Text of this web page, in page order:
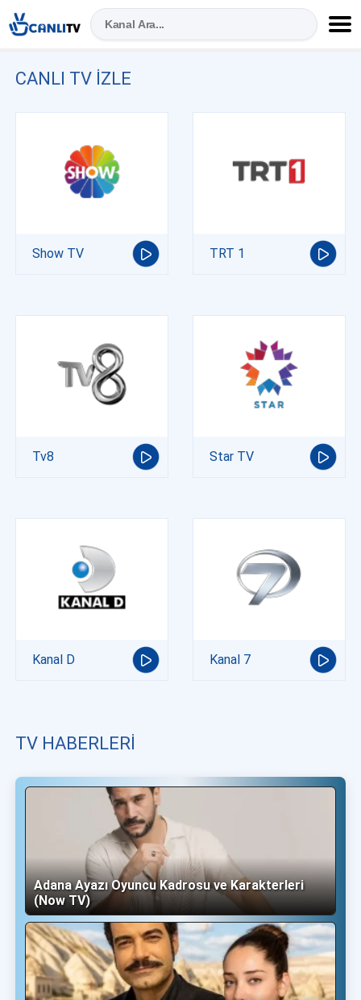
CANLI TV IZLE
Show TV TRT 1
Tv8 Star TV
Kanal D Kanal 7
TV HABERLERI
Adana Ayazı Oyuncu Kadrosu ve Karakterleri
(Now TV)